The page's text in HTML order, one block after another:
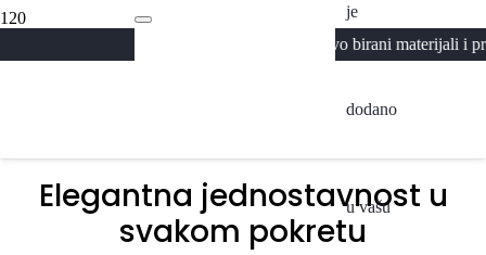
Pažljivo birani materijali i premium
je
dodano
u vašu
Abaya
Elegantna jednostavnost u
svakom pokretu